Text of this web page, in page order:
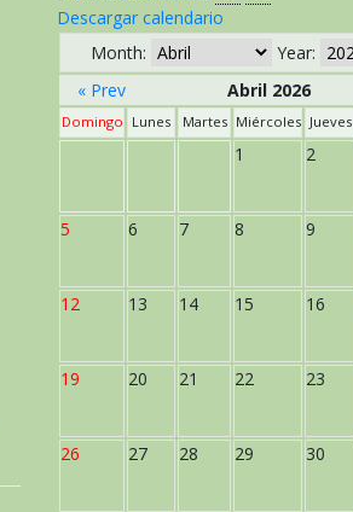
Descargar calendario
Month:
Year:
« Prev
Abril 2026
Domingo Lunes Martes Miércoles Jueves
1 2
5 6 7 8 9
12 13 14 15 16
19 20 21 22 23
26 27 28 29 30